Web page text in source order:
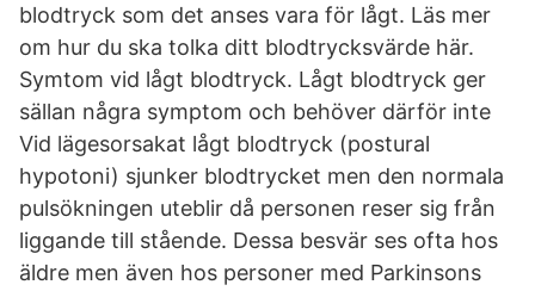
blodtryck som det anses vara för lågt. Läs mer
om hur du ska tolka ditt blodtrycksvärde här.
Symtom vid lågt blodtryck. Lågt blodtryck ger
sällan några symptom och behöver därför inte
Vid lägesorsakat lågt blodtryck (postural
hypotoni) sjunker blodtrycket men den normala
pulsökningen uteblir då personen reser sig från
liggande till stående. Dessa besvär ses ofta hos
äldre men även hos personer med Parkinsons